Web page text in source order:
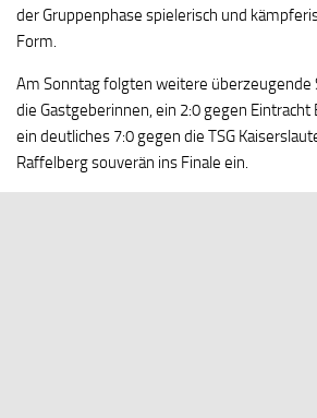
der Gruppenphase spielerisch und
Form.
Am Sonntag folgten weitere überzeugende
die Gastgeberinnen, ein 2:0 gegen
ein deutliches 7:0 gegen die TSG
Raffelberg souverän ins Finale ein.